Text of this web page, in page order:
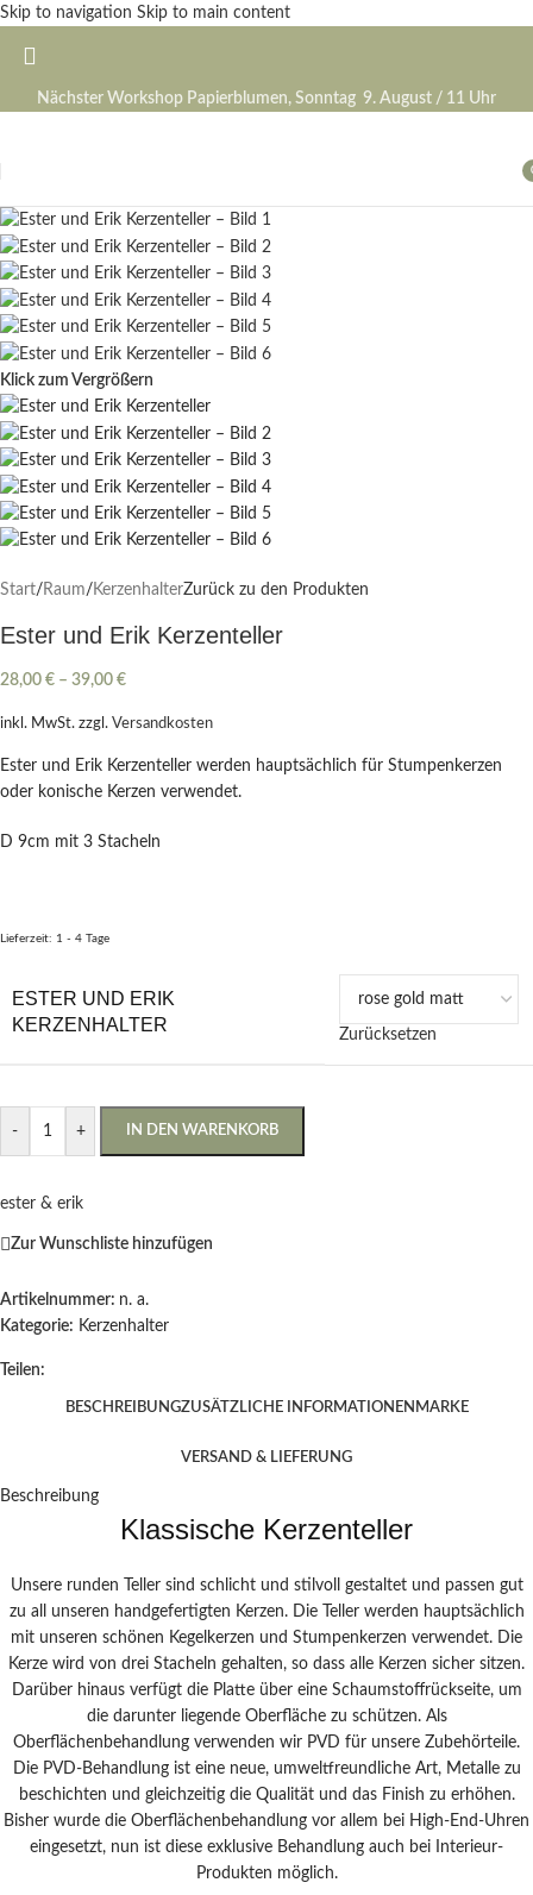
Skip to navigation Skip to main content
Nächster Workshop Papierblumen, Sonntag 9. August / 11 Uhr
Klick zum Vergrößern
Start/ Raum/ KerzenhalterZurück zu den Produkten
Ester und Erik Kerzenteller
28,00 € – 39,00 €
inkl. MwSt. zzgl. Versandkosten
Ester und Erik Kerzenteller werden hauptsächlich für Stumpenkerzen
oder konische Kerzen verwendet.
D 9cm mit 3 Stacheln
Lieferzeit: 1 - 4 Tage
ESTER UND ERIK
KERZENHALTER
Zurücksetzen
- + IN DEN WARENKORB
ester & erik
Zur Wunschliste hinzufügen
Artikelnummer: n. a.
Kategorie: Kerzenhalter
Teilen:
BESCHREIBUNGZUSÄTZLICHE INFORMATIONEN MARKE
VERSAND & LIEFERUNG
Beschreibung
Klassische Kerzenteller
Unsere runden Teller sind schlicht und stilvoll gestaltet und passen gut
zu all unseren handgefertigten Kerzen. Die Teller werden hauptsächlich
mit unseren schönen Kegelkerzen und Stumpenkerzen verwendet. Die
Kerze wird von drei Stacheln gehalten, so dass alle Kerzen sicher sitzen.
Darüber hinaus verfügt die Platte über eine Schaumstoffrückseite, um
die darunter liegende Oberfläche zu schützen. Als
Oberflächenbehandlung verwenden wir PVD für unsere Zubehörteile.
Die PVD-Behandlung ist eine neue, umweltfreundliche Art, Metalle zu
beschichten und gleichzeitig die Qualität und das Finish zu erhöhen.
Bisher wurde die Oberflächenbehandlung vor allem bei High-End-Uhren
eingesetzt, nun ist diese exklusive Behandlung auch bei Interieur-
Produkten möglich.